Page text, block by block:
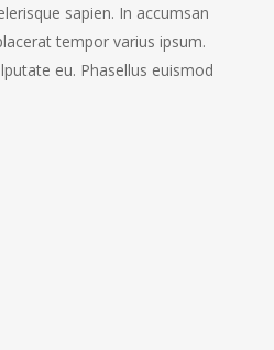
sapien. In accumsan
tempor varius ipsum.
eu. Phasellus euismod